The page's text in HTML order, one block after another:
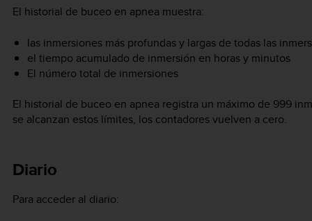
El historial de buceo en apnea muestra:
las inmersiones más profundas y largas de todas las
el tiempo acumulado de inmersión en horas y minutos
El número total de inmersiones
El historial de buceo en apnea registra un máximo de 999
se alcanzan estos límites, los contadores vuelven a cero.
Diario
Para acceder al diario: